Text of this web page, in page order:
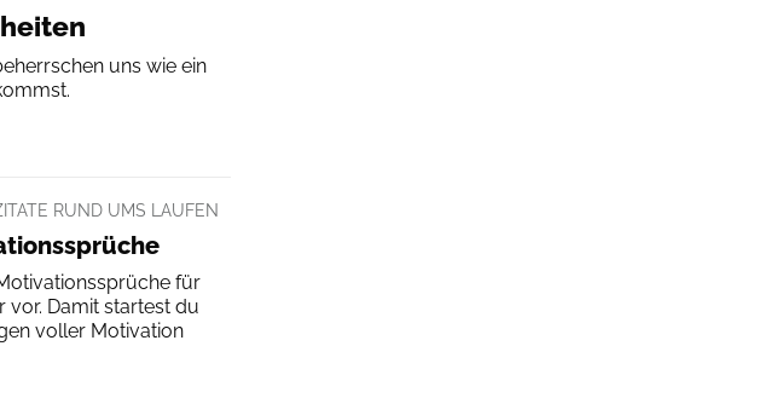
uns wie ein
RUND UMS LAUFEN
für
vor. Damit startest du
voller Motivation